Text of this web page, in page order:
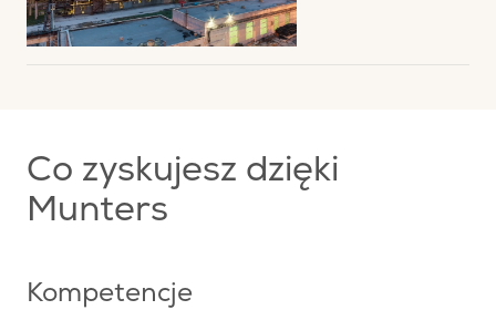
Co zyskujesz dzięki
Munters
Kompetencje